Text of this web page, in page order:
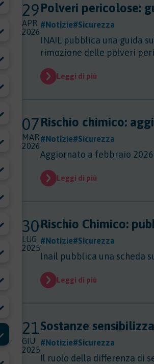
29
APR
2026
Polveri pericolose:
#Notizie#Sicurezza
INAIL pubblica una guida
rimozione delle polveri
Leggi di più
07
MAR
2026
Rischio chimico:
#Notizie#Sicurezza
Aggiornato a febbraio
Leggi di più
30
LUG
2025
Rischio Chimico:
#Notizie#Sicurezza
Inail pubblica una scheda
Leggi di più
21
GIU
2025
Sostanze
#Notizie#Sicurezza
Il ruolo della differenza di